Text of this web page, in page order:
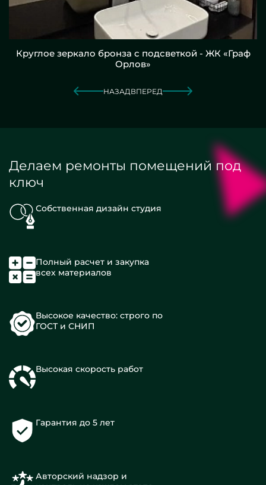
Круглое зеркало бронза с подсветкой - ЖК «Граф
Орлов»
НАЗАД ВПЕРЕД
Делаем ремонты помещений под
ключ
Собственная дизайн студия
Полный расчет и закупка
всех материалов
Высокое качество: строго по
ГОСТ и СНИП
Высокая скорость работ
Гарантия до 5 лет
Авторский надзор и